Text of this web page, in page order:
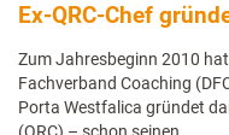
Ex-QRC-Chef
Zum Jahresbeginn 2010
Fachverband Coaching
Porta Westfalica gründet